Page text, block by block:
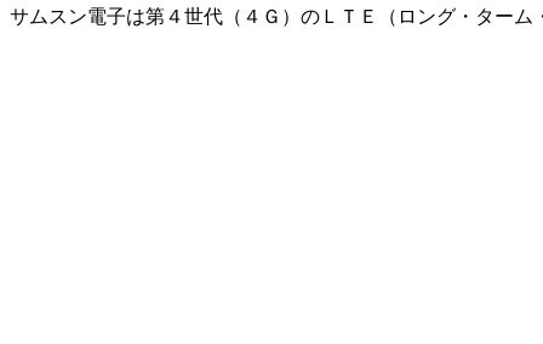
サムスン電子は第４世代（４Ｇ）のＬＴＥ（ロング・ター